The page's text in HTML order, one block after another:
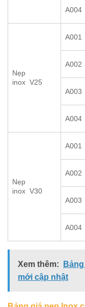
A004
Nẹp
inox V25
A001
A002
A003
A004
Nẹp
inox V30
A001
A002
A003
A004
Xem thêm:
mới cập nhật